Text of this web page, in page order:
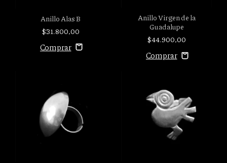
Anillo Alas B
$31.800,00
Anillo Virgen de la
Guadalupe
$44.900,00